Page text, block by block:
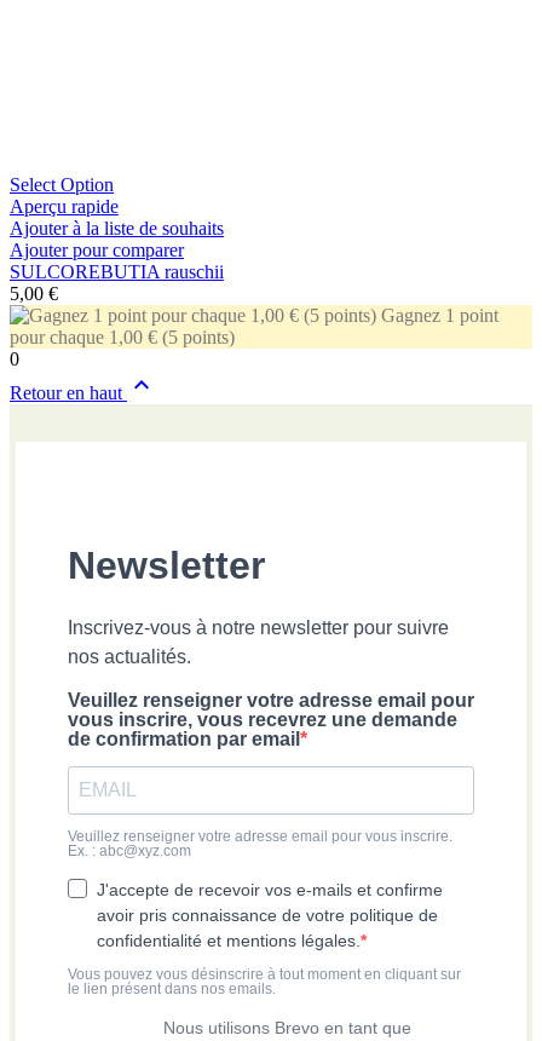
Select Option
Aperçu rapide
Ajouter à la liste de souhaits
Ajouter pour comparer
SULCOREBUTIA rauschii
5,00 €
Gagnez 1 point
pour chaque 1,00 € (5 points)
0
Retour en haut 
Newsletter
Inscrivez-vous à notre newsletter pour suivre
nos actualités.
Veuillez renseigner votre adresse email pour
vous inscrire, vous recevrez une demande
de confirmation par email
Veuillez renseigner votre adresse email pour vous inscrire.
Ex. : abc@xyz.com
J'accepte de recevoir vos e-mails et confirme
avoir pris connaissance de votre politique de
confidentialité et mentions légales.
Vous pouvez vous désinscrire à tout moment en cliquant sur
le lien présent dans nos emails.
Nous utilisons Brevo en tant que